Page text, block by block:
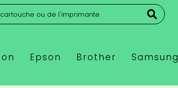
Epson Brother Samsung